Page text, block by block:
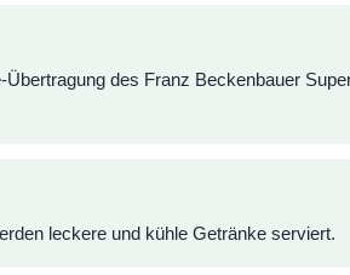
des Franz Beckenbauer
leckere und kühle Getränke serviert.